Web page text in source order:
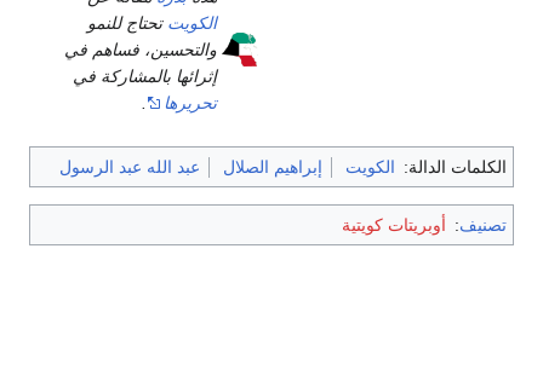
الكويت تحتاج للنمو
والتحسين، فساهم في
إثرائها بالمشاركة في
تحريرها
الكلمات الدالة: الكويت إبراهيم الصلال عبد الله عبد الرسول
تصنيف: أوبريتات كويتية